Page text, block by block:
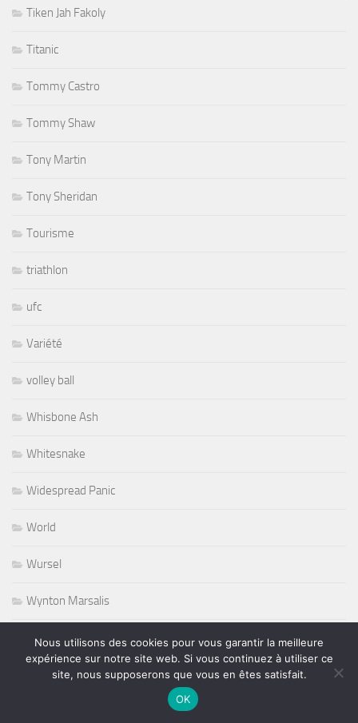
Tiken Jah Fakoly
Titanic
Tommy Castro
Tommy Shaw
Tony Martin
Tony Sheridan
Tourisme
triathlon
ufc
Variété
volley ball
Whisbone Ash
Whitesnake
Widespread Panic
World
Wursel
Wynton Marsalis
Yesterday and Today
Nous utilisons des cookies pour vous garantir la meilleure
expérience sur notre site web. Si vous continuez à utiliser ce
site, nous supposerons que vous en êtes satisfait.
OK